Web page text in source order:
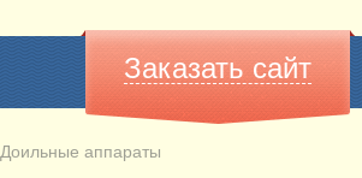
Заказать сайт
Доильные аппараты